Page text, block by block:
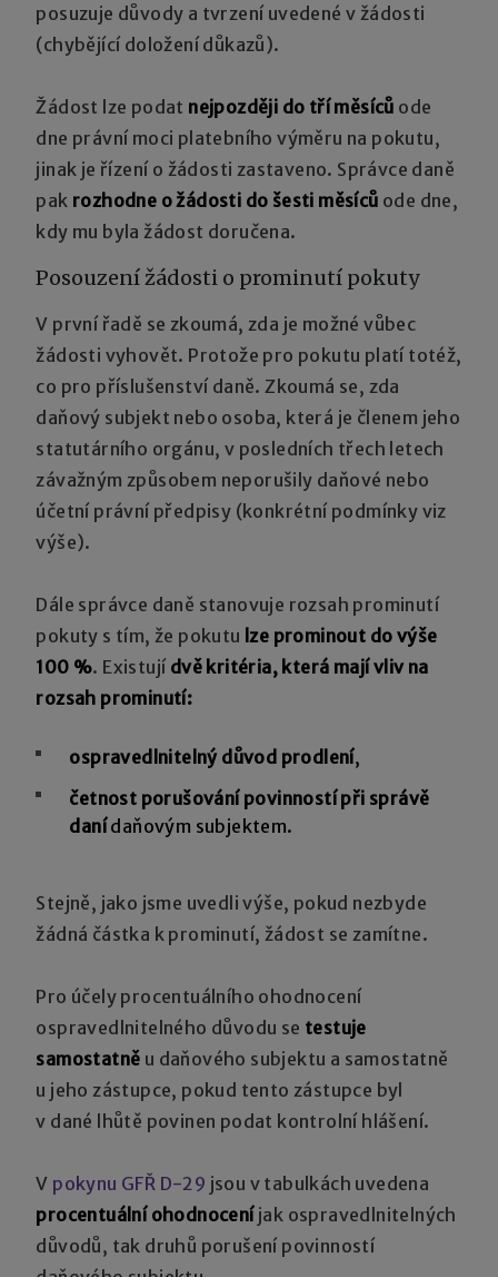
posuzuje důvody a tvrzení uvedené v žádosti
(chybějící doložení důkazů).
Žádost lze podat nejpozději do tří měsíců ode
dne právní moci platebního výměru na pokutu,
jinak je řízení o žádosti zastaveno. Správce daně
pak rozhodne o žádosti do šesti měsíců ode dne,
kdy mu byla žádost doručena.
Posouzení žádosti o prominutí pokuty
V první řadě se zkoumá, zda je možné vůbec
žádosti vyhovět. Protože pro pokutu platí totéž,
co pro příslušenství daně. Zkoumá se, zda
daňový subjekt nebo osoba, která je členem jeho
statutárního orgánu, v posledních třech letech
závažným způsobem neporušily daňové nebo
účetní právní předpisy (konkrétní podmínky viz
výše).
Dále správce daně stanovuje rozsah prominutí
pokuty s tím, že pokutu lze prominout do výše
100 %. Existují dvě kritéria, která mají vliv na
rozsah prominutí:
ospravedlnitelný důvod prodlení,
četnost porušování povinností při správě
danídaňovým subjektem.
Stejně, jako jsme uvedli výše, pokud nezbyde
žádná částka k prominutí, žádost se zamítne.
Pro účely procentuálního ohodnocení
ospravedlnitelného důvodu se testuje
samostatně u daňového subjektu a samostatně
u jeho zástupce, pokud tento zástupce byl
v dané lhůtě povinen podat kontrolní hlášení.
V pokynu GFŘ D-29 jsou v tabulkách uvedena
procentuální ohodnoceníjak ospravedlnitelných
důvodů, tak druhů porušení povinností